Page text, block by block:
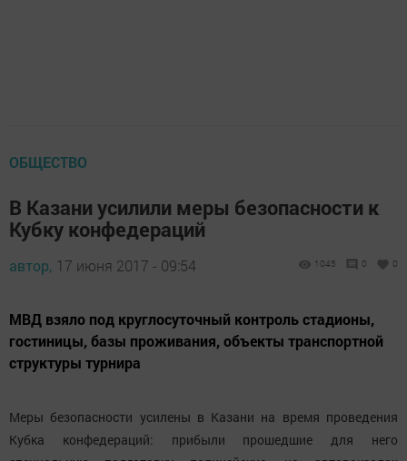
ОБЩЕСТВО
В Казани усилили меры безопасности к
Кубку конфедераций
автор, 17 июня 2017 - 09:54 1045 0 0
МВД взяло под круглосуточный контроль стадионы,
гостиницы, базы проживания, объекты транспортной
структуры турнира
Меры безопасности усилены в Казани на время проведения
Кубка конфедераций: прибыли прошедшие для него